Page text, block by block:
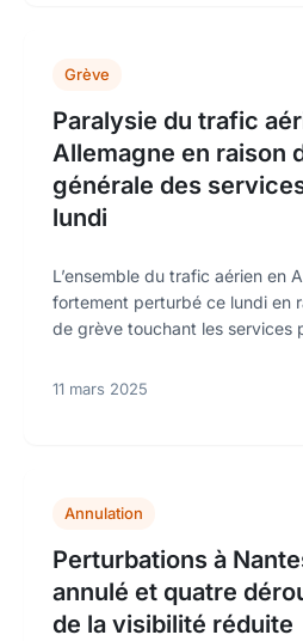
Grève
Paralysie du trafic
Allemagne en raison
générale des
lundi
L’ensemble du trafic aérien en
fortement perturbé ce lundi en
de grève touchant les services
11 mars 2025
Annulation
Perturbations à
annulé et quatre
de la visibilité réduite